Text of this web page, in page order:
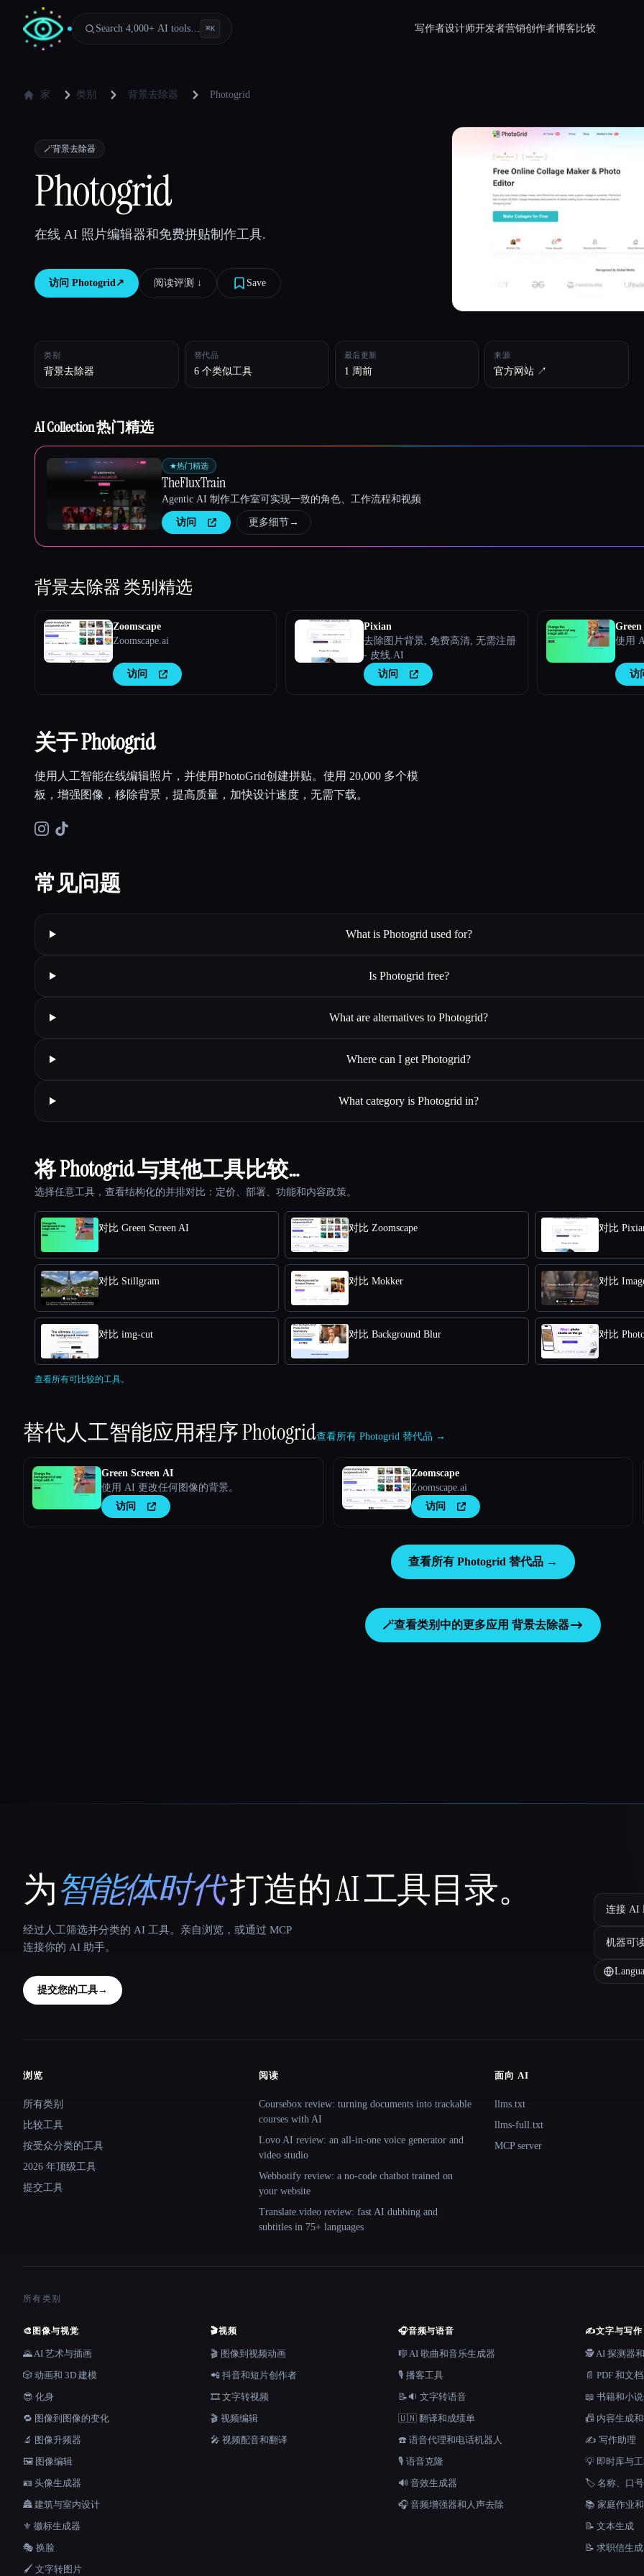
Search 4,000+ AI tools… ⌘K 写作者设计师开发者营销创作者博客 比较
家 类别 背景去除器 Photogrid
🪄背景去除器
Photogrid
在线 AI 照片编辑器和免费拼贴制作工具.
访问 Photogrid↗︎ 阅读评测 ↓︎ Save
类别
背景去除器
替代品
6 个类似工具
最后更新
1 周前
来源
官方网站 ↗︎
AI Collection 热门精选
★热门精选
TheFluxTrain
Agentic AI 制作工作室可实现一致的角色、工作流程和视频
访问 更多细节→
背景去除器类别精选
Zoomscape
Zoomscape.ai
访问
Pixian
去除图片背景, 免费高清, 无需注册
- 皮线.AI
访问
Green
使用
访
关于 Photogrid
使用人工智能在线编辑照片，并使用PhotoGrid创建拼贴。使用 20,000 多个模
板，增强图像，移除背景，提高质量，加快设计速度，无需下载。
常见问题
What is Photogrid used for?
Is Photogrid free?
What are alternatives to Photogrid?
Where can I get Photogrid?
What category is Photogrid in?
将 Photogrid 与其他工具比较…
选择任意工具，查看结构化的并排对比：定价、部署、功能和内容政策。
对比 Green Screen AI 对比 Zoomscape 对比
对比 Stillgram 对比 Mokker 对比
对比 img-cut 对比 Background Blur 对比
查看所有可比较的工具。
替代人工智能应用程序Photogrid查看所有 Photogrid 替代品 →
Green Screen AI
使用 AI 更改任何图像的背景。
访问
Zoomscape
Zoomscape.ai
访问
查看所有 Photogrid 替代品 →
🪄查看类别中的更多应用 背景去除器
That AI Collection
为智能体时代打造的 AI 工具目录。
经过人工筛选并分类的 AI 工具。亲自浏览，或通过 MCP
连接你的 AI 助手。
提交您的工具→
连接 AI
机器可
Site navigation
浏览
所有类别
比较工具
按受众分类的工具
2026 年顶级工具
提交工具
阅读
Coursebox review: turning documents into trackable
courses with AI
Lovo AI review: an all-in-one voice generator and
video studio
Webbotify review: a no-code chatbot trained on
your website
Translate.video review: fast AI dubbing and
subtitles in 75+ languages
面向 AI
llms.txt
llms-full.txt
MCP server
所有类别
🎨 图像与视觉
🌄 AI 艺术与插画
🎲 动画和 3D 建模
😎 化身
🔁 图像到图像的变化
🔬 图像升频器
🖼️ 图像编辑
🪪 头像生成器
🏯 建筑与室内设计
⚜️ 徽标生成器
🎭 换脸
🖌️ 文字转图片
🎬视频
🎬 图像到视频动画
📲 抖音和短片创作者
🎞️ 文字转视频
🎬 视频编辑
🎤 视频配音和翻译
🎧音频与语音
🎼 AI 歌曲和音乐生成器
🎙️ 播客工具
📝🔉 文字转语音
🇺🇳 翻译和成绩单
☎️ 语音代理和电话机器人
🎙️ 语音克隆
🔊 音效生成器
🎧 音频增强器和人声去除
✍️文字与写作
🕵️ AI 探测器
📄 PDF 和文
📖 书籍和小
📠 内容生成
✍️ 写作助理
💡 即时库与
🏷️ 名称、口
📚 家庭作业
📝 文本生成
📝 求职信生